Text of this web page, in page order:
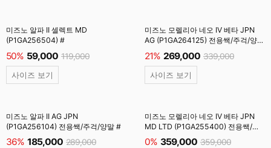
미즈노 알파 II 셀렉트 MD
(P1GA256504) #
50% 59,000 119,000
사이즈 보기
미즈노 모렐리아 네오 IV 베타 JPN
AG (P1GA264125) 전용쌕/주걱/양말
#
21% 269,000 339,000
사이즈 보기
미즈노 알파 II AG JPN
(P1GA256104) 전용쌕/주걱/양말 #
36% 185,000 289,000
미즈노 모렐리아 네오 IV 베타 JPN
MD LTD (P1GA255400) 전용쌕/
주걱/양말 #
0% 359,000 359,000